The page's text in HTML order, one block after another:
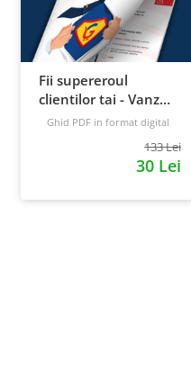
Fii supereroul
clientilor tai - Vanzari
pe pilot automat
Ghid PDF in format digital
133 Lei
30 Lei